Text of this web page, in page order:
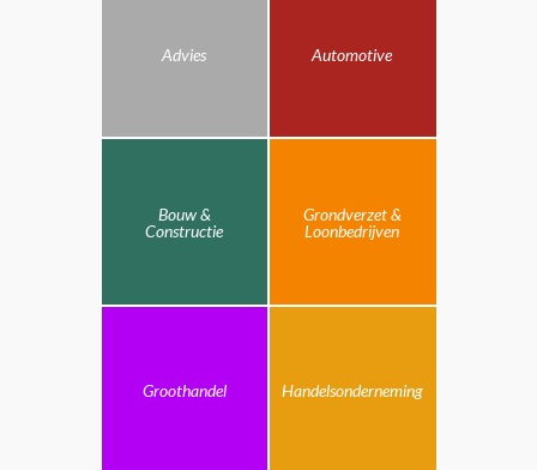
Advies Automotive
Bouw &
Constructie
Grondverzet &
Loonbedrijven
Groothandel Handelsonderneming